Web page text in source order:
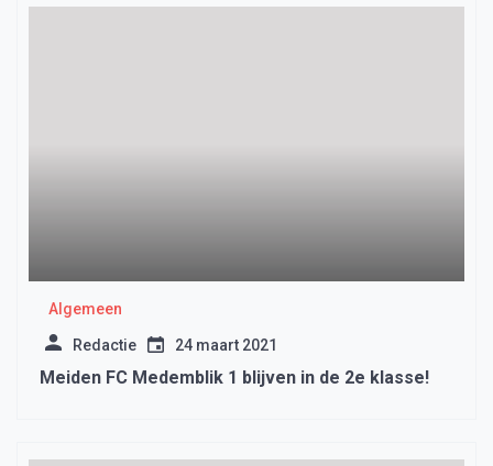
Algemeen
Redactie 24 maart 2021
Meiden FC Medemblik 1 blijven in de 2e klasse!